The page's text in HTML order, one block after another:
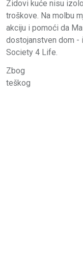
Zidovi kuće nisu
troškove. Na molbu
akciju i pomoći da
dostojanstven dom -
Society 4 Life.
Zbog
teškog